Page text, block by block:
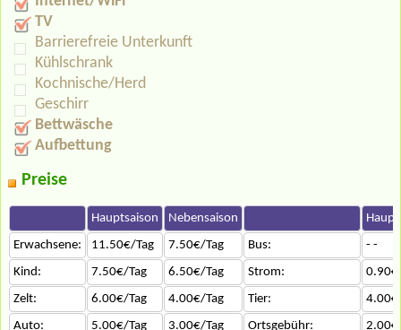
TV
Barrierefreie Unterkunft
Kühlschrank
Kochnische/Herd
Geschirr
Bettwäsche
Aufbettung
Preise
Hauptsaison Nebensaison
Erwachsene:
11.50€/Tag 7.50€/Tag Bus:
- -
Kind:
7.50€/Tag 6.50€/Tag Strom:
Zelt:
6.00€/Tag 4.00€/Tag Tier:
Auto:
5.00€/Tag 3.00€/Tag Ortsgebühr: